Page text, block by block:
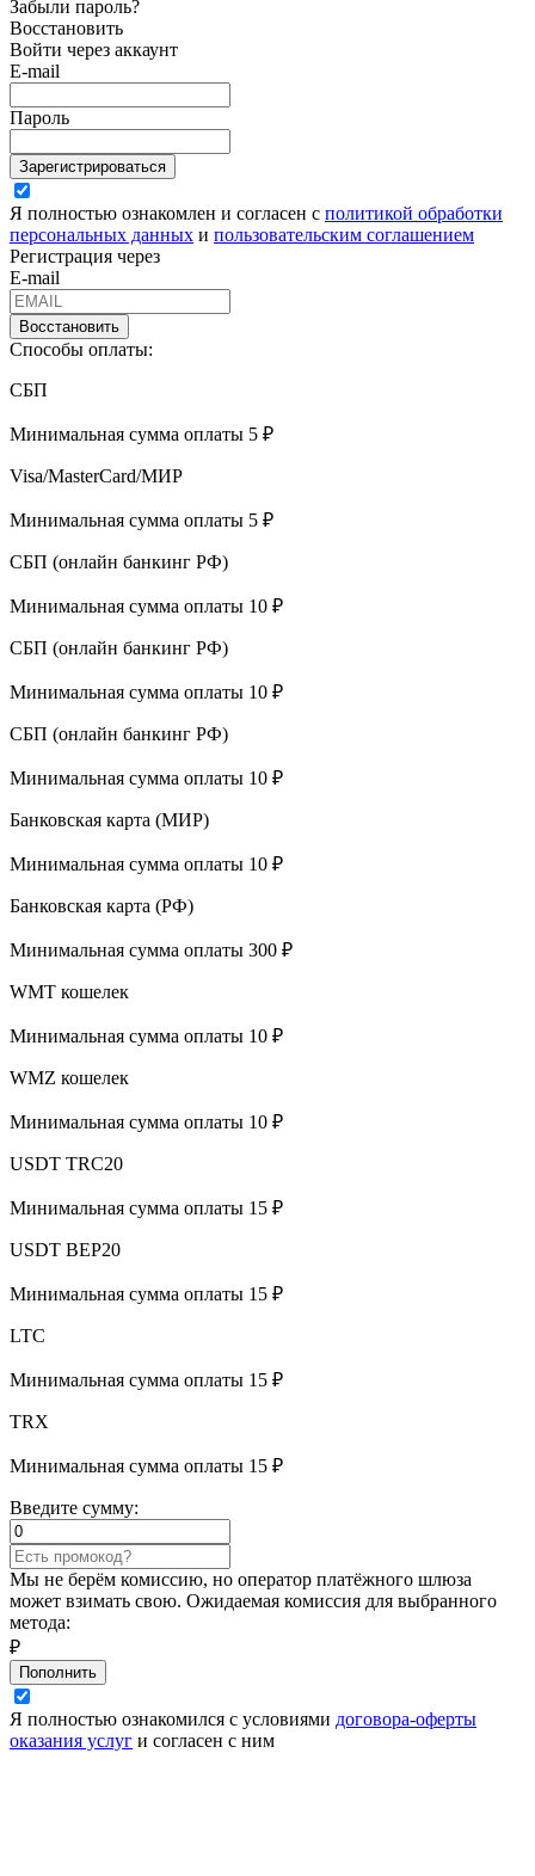
Забыли пароль?
Восстановить
Войти через аккаунт
E-mail
Пароль
Зарегистрироваться
Я полностью ознакомлен и согласен с политикой обработки
персональных данных и пользовательским соглашением
Регистрация через
E-mail
Восстановить
Способы оплаты:
СБП
Минимальная сумма оплаты 5 ₽
Visa/MasterCard/МИР
Минимальная сумма оплаты 5 ₽
СБП (онлайн банкинг РФ)
Минимальная сумма оплаты 10 ₽
СБП (онлайн банкинг РФ)
Минимальная сумма оплаты 10 ₽
СБП (онлайн банкинг РФ)
Минимальная сумма оплаты 10 ₽
Банковская карта (МИР)
Минимальная сумма оплаты 10 ₽
Банковская карта (РФ)
Минимальная сумма оплаты 300 ₽
WMT кошелек
Минимальная сумма оплаты 10 ₽
WMZ кошелек
Минимальная сумма оплаты 10 ₽
USDT TRC20
Минимальная сумма оплаты 15 ₽
USDT BEP20
Минимальная сумма оплаты 15 ₽
LTC
Минимальная сумма оплаты 15 ₽
TRX
Минимальная сумма оплаты 15 ₽
Введите сумму:
Мы не берём комиссию, но оператор платёжного шлюза
может взимать свою. Ожидаемая комиссия для выбранного
метода:
₽
Пополнить
Я полностью ознакомился с условиями договора-оферты
оказания услуг и согласен с ним